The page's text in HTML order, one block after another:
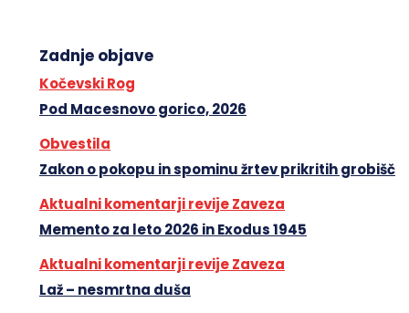
Zadnje objave
Kočevski Rog
Pod Macesnovo gorico, 2026
Obvestila
Zakon o pokopu in spominu žrtev prikritih grobišč
Aktualni komentarji revije Zaveza
Memento za leto 2026 in Exodus 1945
Aktualni komentarji revije Zaveza
Laž – nesmrtna duša